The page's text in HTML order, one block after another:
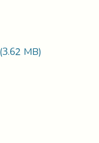
(3.62 MB)